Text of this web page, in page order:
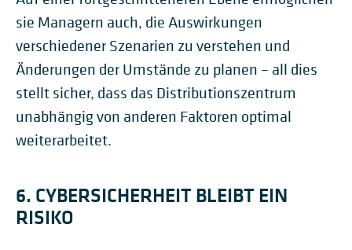
sie Managern auch, die Auswirkungen
verschiedener Szenarien zu verstehen und
Änderungen der Umstände zu planen – all dies
stellt sicher, dass das Distributionszentrum
unabhängig von anderen Faktoren optimal
weiterarbeitet.
6. CYBERSICHERHEIT BLEIBT EIN
RISIKO